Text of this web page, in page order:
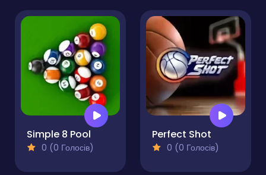
Simple 8 Pool
0 (0 Голосів)
Perfect Shot
0 (0 Голосів)